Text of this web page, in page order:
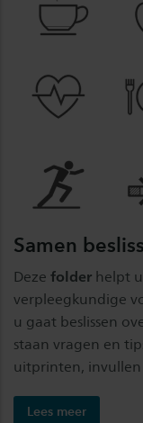
Samen
Deze folder helpt
verpleegkundige
u gaat beslissen
staan vragen en
uitprinten, invullen
Lees meer